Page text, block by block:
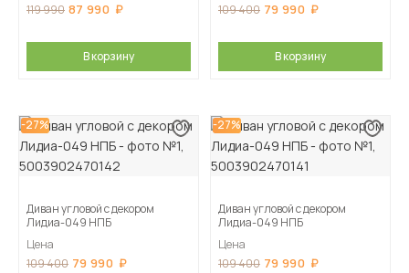
119 990 87 990
В корзину
109 400 79 990
В корзину
-27%
Диван угловой с декором
Лидиа-049 НПБ
Цена
109 400 79 990
-27%
Диван угловой с декором
Лидиа-049 НПБ
Цена
109 400 79 990